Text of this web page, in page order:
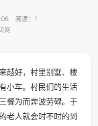
｜阅读：1
网
越好，村里别墅、楼
小车。村民们的生活
餐为而奔波劳碌。于
老人就会时不时的到